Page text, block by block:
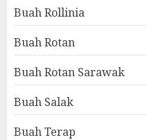
Buah Rollinia
Buah Rotan
Buah Rotan Sarawak
Buah Salak
Buah Terap